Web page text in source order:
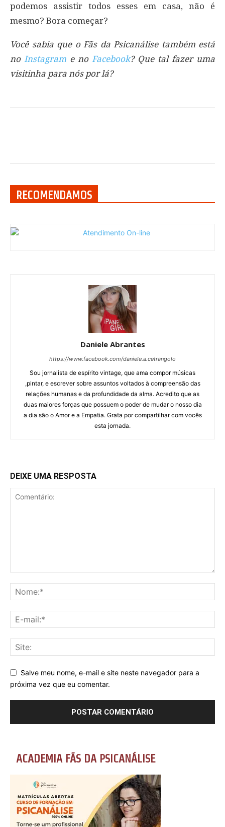
podemos assistir todos esses em casa, não é
mesmo? Bora começar?
Você sabia que o Fãs da Psicanálise também está
no Instagrame no Facebook? Que tal fazer uma
visitinha para nós por lá?
RECOMENDAMOS
Daniele Abrantes
https://www.facebook.com/daniele.a.cetrangolo
Sou jornalista de espírito vintage, que ama compor músicas
,pintar, e escrever sobre assuntos voltados à compreensão das
relações humanas e da profundidade da alma. Acredito que as
duas maiores forças que possuem o poder de mudar o nosso dia
a dia são o Amor e a Empatia. Grata por compartilhar com vocês
esta jornada.
DEIXE UMA RESPOSTA
Salve meu nome, e-mail e site neste navegador para a
próxima vez que eu comentar.
ACADEMIA FÃS DA PSICANÁLISE